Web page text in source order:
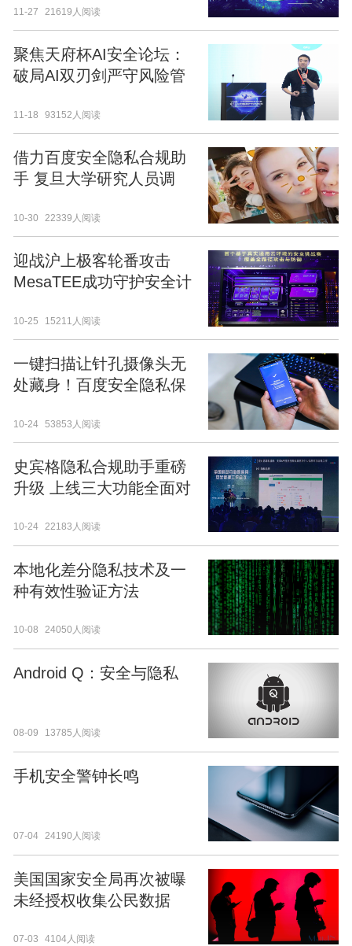
11-27 21619人阅读
聚焦天府杯AI安全论坛：
破局AI双刃剑严守风险管
11-18 93152人阅读
借力百度安全隐私合规助
手 复旦大学研究人员调
10-30 22339人阅读
迎战沪上极客轮番攻击
MesaTEE成功守护安全计
10-25 15211人阅读
一键扫描让针孔摄像头无
处藏身！百度安全隐私保
10-24 53853人阅读
史宾格隐私合规助手重磅
升级 上线三大功能全面对
10-24 22183人阅读
本地化差分隐私技术及一
种有效性验证方法
10-08 24050人阅读
Android Q：安全与隐私
08-09 13785人阅读
手机安全警钟长鸣
07-04 24190人阅读
美国国家安全局再次被曝
未经授权收集公民数据
07-03 4104人阅读